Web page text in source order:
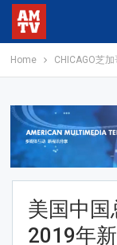
Home CHICAGO芝加
美国中
2019年